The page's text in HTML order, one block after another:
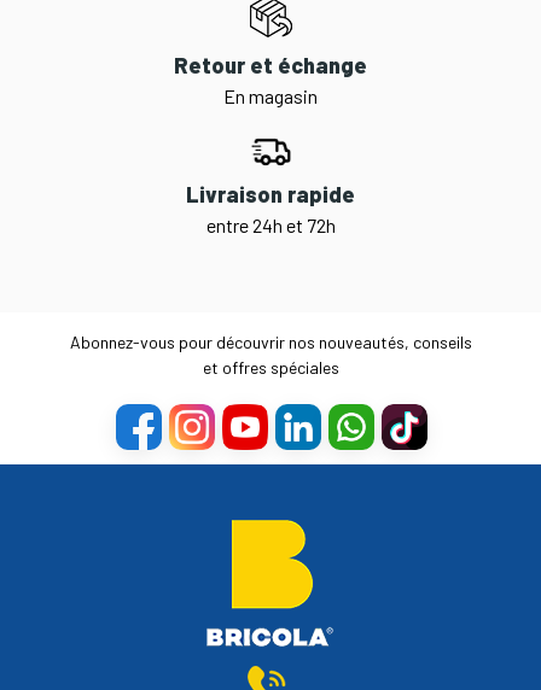
Retour et échange
En magasin
Livraison rapide
entre 24h et 72h
Abonnez-vous pour découvrir nos nouveautés, conseils
et offres spéciales